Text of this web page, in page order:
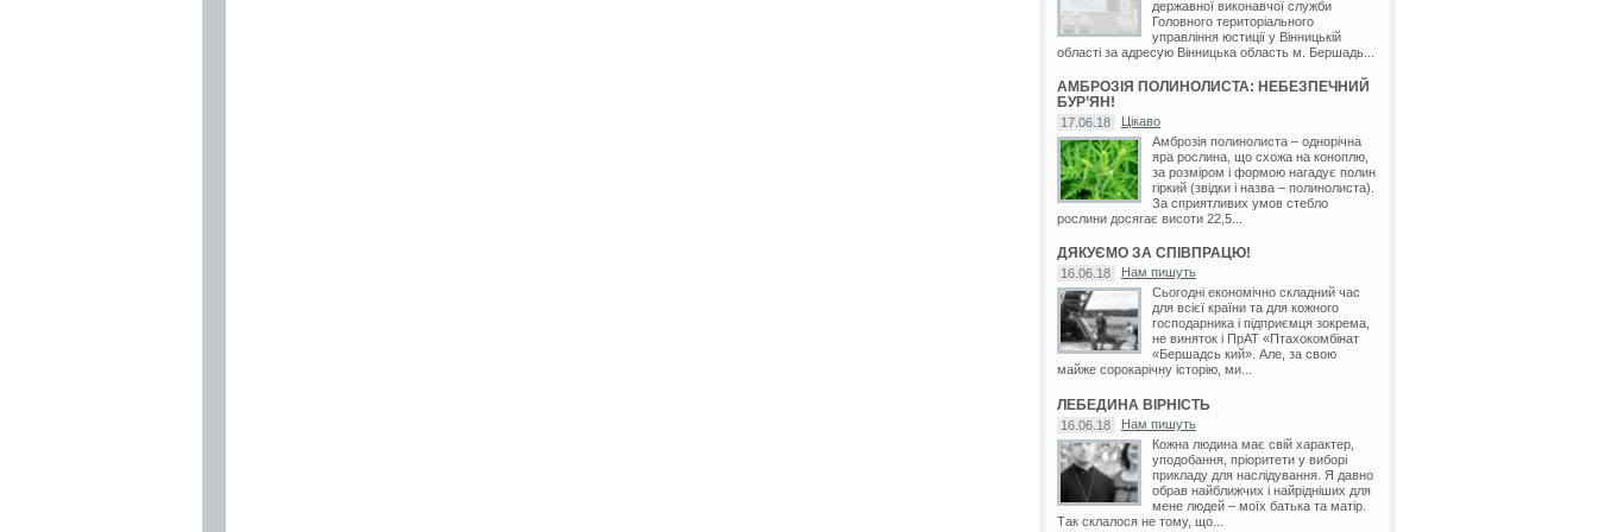
державної виконавчої служби
Головного територіального
управління юстиції у Вінницькій
області за адресую Вінницька область м. Бершадь...
АМБРОЗІЯ ПОЛИНОЛИСТА: НЕБЕЗПЕЧНИЙ
БУР’ЯН!
17.06.18
Цікаво
Амброзія полинолиста – однорічна
яра рослина, що схожа на коноплю,
за розміром і формою нагадує полин
гіркий (звідки і назва – полинолиста).
За сприятливих умов стебло
рослини досягає висоти 22,5...
ДЯКУЄМО ЗА СПІВПРАЦЮ!
16.06.18
Нам пишуть
Сьогодні економічно складний час
для всієї країни та для кожного
господарника і підприємця зокрема,
не виняток і ПрАТ «Птахокомбінат
«Бершадсь кий». Але, за свою
майже сорокарічну історію, ми...
ЛЕБЕДИНА ВІРНІСТЬ
16.06.18
Нам пишуть
Кожна людина має свій характер,
уподобання, пріоритети у виборі
прикладу для наслідування. Я давно
обрав найближчих і найрідніших для
мене людей – моїх батька та матір.
Так склалося не тому, що...